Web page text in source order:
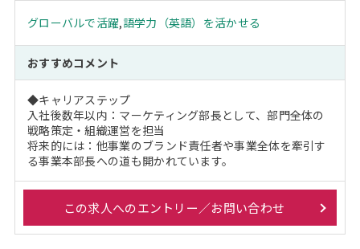
グローバルで活躍,語学力（英語）を活かせる
おすすめコメント
◆キャリアステップ
入社後数年以内：マーケティング部長として、部門全体の
戦略策定・組織運営を担当
将来的には：他事業のブランド責任者や事業全体を牽引す
る事業本部長への道も開かれています。
この求人へのエントリー／お問い合わせ